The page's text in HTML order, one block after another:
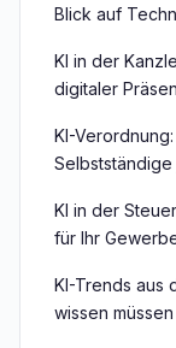
Blick auf
KI in der
digitaler
KI-
KI in der
für Ihr
KI-Trends aus
wissen müssen